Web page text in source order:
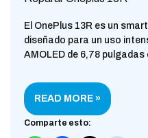
El OnePlus 13R es un
diseñado para un uso
AMOLED de 6,78
READ MORE »
Comparte esto: